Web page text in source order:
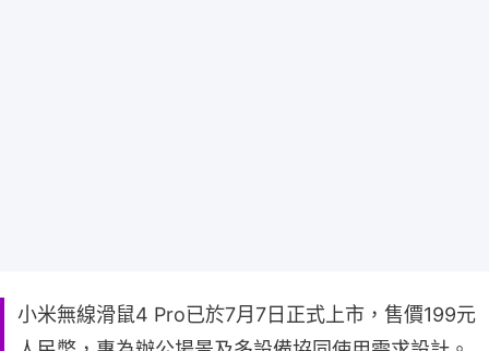
小米無線滑鼠4 Pro已於7月7日正式上市，售價199元